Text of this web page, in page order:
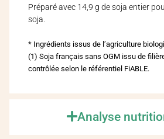
Analyse
Préparé avec 14,9 g de soja entier
soja.
* Ingrédients issus de l’agriculture
(1) Soja français sans OGM issu de
contrôlée selon le référentiel FiABLE.